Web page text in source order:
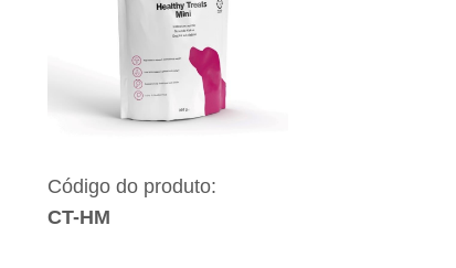
Código do produto:
CT-HM